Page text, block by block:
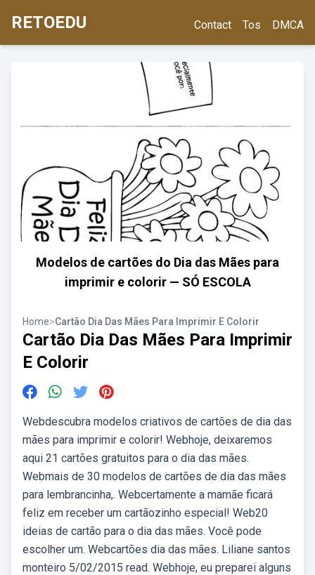
RETOEDU Contact Tos DMCA
Modelos de cartões do Dia das Mães para
imprimir e colorir — SÓ ESCOLA
Home>Cartão Dia Das Mães Para Imprimir E Colorir
Cartão Dia Das Mães Para Imprimir
E Colorir
Webdescubra modelos criativos de cartões de dia das
mães para imprimir e colorir! Webhoje, deixaremos
aqui 21 cartões gratuitos para o dia das mães.
Webmais de 30 modelos de cartões de dia das mães
para lembrancinha,. Webcertamente a mamãe ficará
feliz em receber um cartãozinho especial! Web20
ideias de cartão para o dia das mães. Você pode
escolher um. Webcartões dia das mães. Liliane santos
monteiro 5/02/2015 read. Webhoje, eu preparei alguns